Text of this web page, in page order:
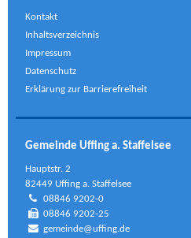
Kontakt
Inhaltsverzeichnis
Impressum
Datenschutz
Erklärung zur Barrierefreiheit
Gemeinde Uffing a. Staffelsee
Hauptstr. 2
82449 Uffing a. Staffelsee
08846 9202-0
08846 9202-25
gemeinde@uffing.de